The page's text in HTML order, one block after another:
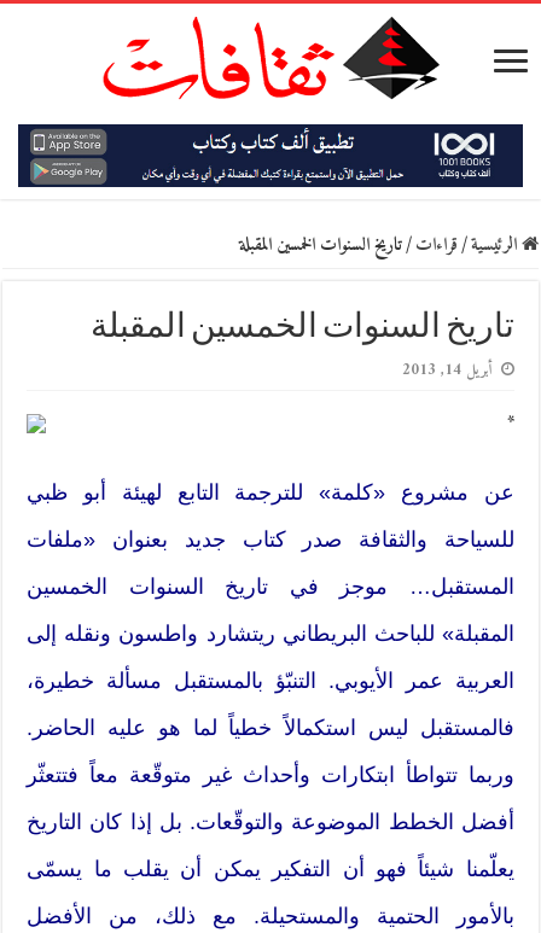
الرئيسية/قراءات/تاريخ السنوات الخمسين المقبلة
تاريخ السنوات الخمسين المقبلة
أبريل 14, 2013
*
عن مشروع «كلمة» للترجمة التابع لهيئة أبو ظبي
للسياحة والثقافة صدر كتاب جديد بعنوان «ملفات
المستقبل… موجز في تاريخ السنوات الخمسين
المقبلة» للباحث البريطاني ريتشارد واطسون ونقله إلى
العربية عمر الأيوبي. التنبّؤ بالمستقبل مسألة خطيرة،
فالمستقبل ليس استكمالاً خطياً لما هو عليه الحاضر.
وربما تتواطأ ابتكارات وأحداث غير متوقّعة معاً فتتعثّر
أفضل الخطط الموضوعة والتوقّعات. بل إذا كان التاريخ
يعلّمنا شيئاً فهو أن التفكير يمكن أن يقلب ما يسمّى
بالأمور الحتمية والمستحيلة. مع ذلك، من الأفضل